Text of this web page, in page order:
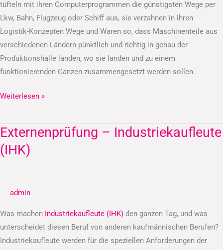
tüfteln mit ihren Computerprogrammen die günstigsten Wege per
Lkw, Bahn, Flugzeug oder Schiff aus, sie verzahnen in ihren
Logistik-Konzepten Wege und Waren so, dass Maschinenteile aus
verschiedenen Ländern pünktlich und richtig in genau der
Produktionshalle landen, wo sie landen und zu einem
funktionierenden Ganzen zusammengesetzt werden sollen.
Weiterlesen »
Externenprüfung – Industriekaufleute
(IHK)
admin
Was machen Industriekaufleute (IHK) den ganzen Tag, und was
unterscheidet diesen Beruf von anderen kaufmännischen Berufen?
Industriekaufleute werden für die speziellen Anforderungen der
Externenprüfung
–
Industriekaufleute